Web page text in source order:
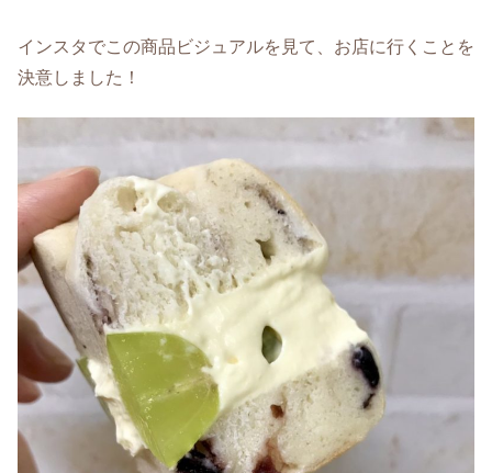
インスタでこの商品ビジュアルを見て、お店に行くことを
決意しました！